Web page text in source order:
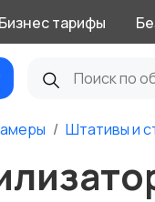
Бизнес тарифы
Штативы и